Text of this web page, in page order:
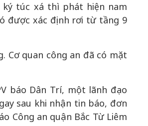
ký túc xá thì phát hiện nam
được xác định rơi từ tầng 9
Cơ quan công an đã có mặt
báo Dân Trí, một lãnh đạo
sau khi nhận tin báo, đơn
Công an quận Bắc Từ Liêm
thể hiện trong
định lịch sử
Chuyển
thành